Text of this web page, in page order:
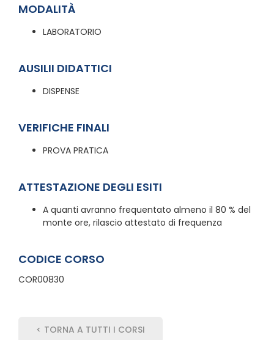
MODALITÀ
LABORATORIO
AUSILII DIDATTICI
DISPENSE
VERIFICHE FINALI
PROVA PRATICA
ATTESTAZIONE DEGLI ESITI
A quanti avranno frequentato almeno il 80 % del
monte ore, rilascio attestato di frequenza
CODICE CORSO
COR00830
< TORNA A TUTTI I CORSI